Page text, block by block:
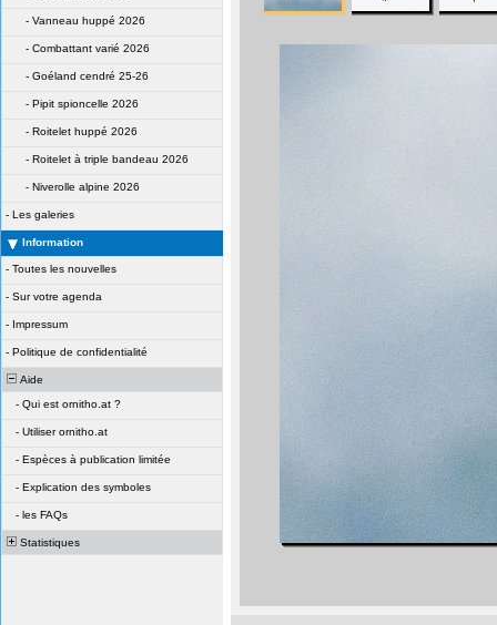
- Vanneau huppé 2026
- Combattant varié 2026
- Goéland cendré 25-26
- Pipit spioncelle 2026
- Roitelet huppé 2026
- Roitelet à triple bandeau 2026
- Niverolle alpine 2026
- Les galeries
Information
- Toutes les nouvelles
- Sur votre agenda
- Impressum
- Politique de confidentialité
Aide
- Qui est ornitho.at ?
- Utiliser ornitho.at
- Espèces à publication limitée
- Explication des symboles
- les FAQs
Statistiques